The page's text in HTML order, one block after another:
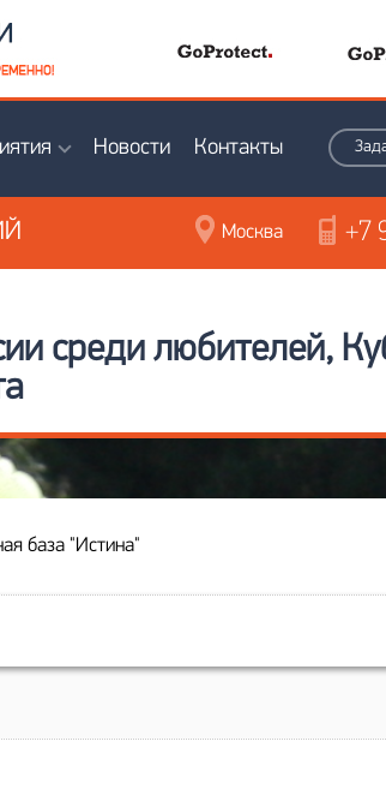
Новости Контакты
+7
Москва
среди любителей,
база "Истина"